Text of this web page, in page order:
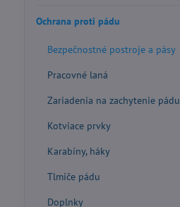
Ochrana proti pádu
Bezpečnostné postroje a pásy
Pracovné laná
Zariadenia na zachytenie pádu
Kotviace prvky
Karabíny, háky
Tlmiče pádu
Doplnky